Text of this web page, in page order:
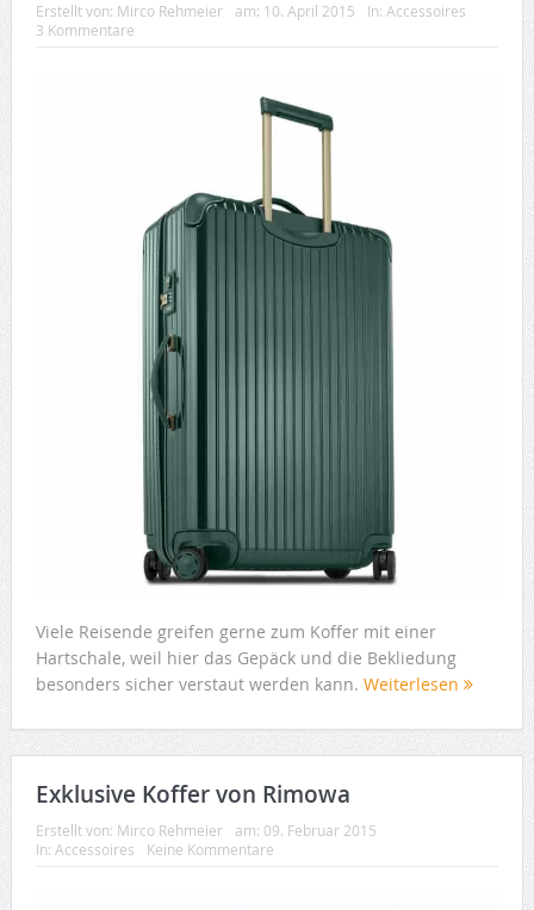
Erstellt von: Mirco Rehmeier am: 10. April 2015 In: Accessoires
3 Kommentare
Viele Reisende greifen gerne zum Koffer mit einer
Hartschale, weil hier das Gepäck und die Bekliedung
besonders sicher verstaut werden kann. Weiterlesen
Exklusive Koffer von Rimowa
Erstellt von: Mirco Rehmeier am: 09. Februar 2015
In: Accessoires Keine Kommentare